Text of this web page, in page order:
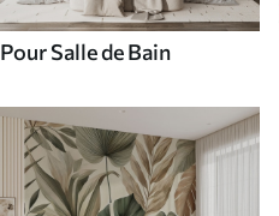
Pour Salle de Bain